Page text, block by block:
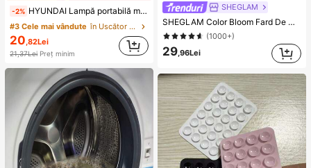
-2% HYUNDAI Lampă portabilă mini pentru uscare unghii, reîncărcabilă, de mână, UV/LED, cu afișaj digital, uscare rapidă, potrivită pentru ieșiri zilnice, accesorii pentru îngrijirea unghiilor pentru femei
#3 Cele mai vândute în Uscător de unghii Lampă și uscătoare pentru ung
20 ,82Lei
21,37Lei Preț minim
SHEGLAM
SHEGLAM Color Bloom Fard De Obraz Lichid Finisaj Mat-Love Cake Brand De FrumusețE Cosmetice Machiaj Pentru Femei șI Fete
(1000+)
29,96Lei